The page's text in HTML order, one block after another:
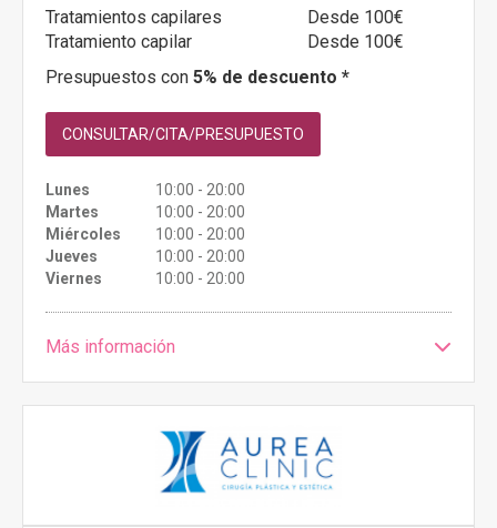
Tratamientos capilares
Desde 100€
Tratamiento capilar
Desde 100€
Presupuestos con 5% de descuento *
CONSULTAR/CITA/PRESUPUESTO
Lunes
10:00 - 20:00
Martes
10:00 - 20:00
Miércoles
10:00 - 20:00
Jueves
10:00 - 20:00
Viernes
10:00 - 20:00
Más información